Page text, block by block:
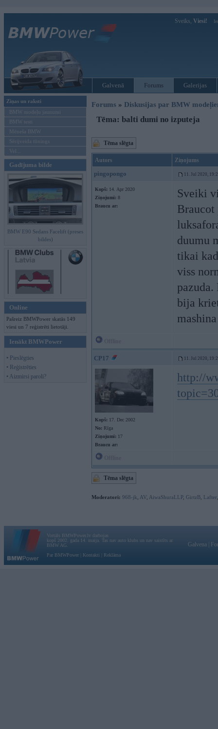
Sveiks, Viesi!
Galvenā Forums Galerijas
Ziņas un raksti
BMW modeļu jaunumi
BMW testi
Mēneša BMW
Sērijveida tūnings
Vel...
Gadījuma bilde
BMW E90 Sedans Facelift (preses
bildes)
Online
Pašreiz BMWPower skatās 149
viesi un 7 reģistrēti lietotāji.
Ienākt BMWPower
• Pieslēgties
• Reģistrēties
• Aizmirsi paroli?
Forums » Diskusijas par BMW
Tēma: balti dumi no izputeja
Tēma slēgta
Autors Ziņojums
pingopongo 11. Jul 2020,
Kopš: 14. Apr 2020
Ziņojumi: 8
Braucu ar:
Sveiki
Braucot
duumu
tikai
viss
bija
CP17 11. Jul 2020,
Kopš: 17. Dec 2002
No: Rīga
Ziņojumi: 17
Braucu ar:
http://
Tēma slēgta
Moderatori: 968-jk AV AiwaShuraLLP, GirtzB Lafter
Vortāls BMWPower.lv darbojas
kopš 2002. gada 14. maija. Tas nav auto klubs un nav saistīts ar
BMW AG.
Par BMWPower
Kontakti Reklāma
Galvena